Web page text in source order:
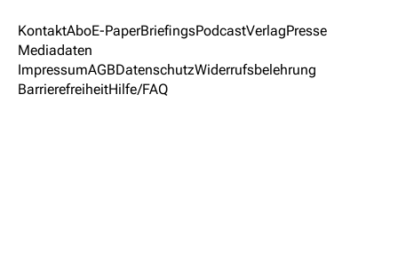
KontaktAboE-PaperBriefingsPodcastVerlagPresse
Mediadaten
ImpressumAGBDatenschutzWiderrufsbelehrung
BarrierefreiheitHilfe/FAQ